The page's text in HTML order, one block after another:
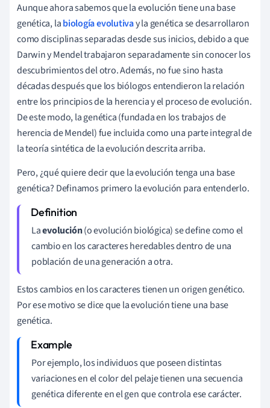
Aunque ahora sabemos que la evolución tiene una base
genética, labiología evolutivay la genética se desarrollaron
como disciplinas separadas desde sus inicios, debido a que
Darwin y Mendel trabajaron separadamente sin conocer los
descubrimientos del otro. Además, no fue sino hasta
décadas después que los biólogos entendieron la relación
entre los principios de la herencia y el proceso de evolución.
De este modo, la genética (fundada en los trabajos de
herencia de Mendel) fue incluida como una parte integral de
la teoría sintética de la evolución descrita arriba.
Pero, ¿qué quiere decir que la evolución tenga una base
genética? Definamos primero la evolución para entenderlo.
Laevolución(o evolución biológica) se define como el
cambio en los caracteres heredables dentro de una
población de una generación a otra.
Estos cambios en los caracteres tienen un origen genético.
Por ese motivo se dice que la evolución tiene una base
genética.
Por ejemplo, los individuos que poseen distintas
variaciones en el color del pelaje tienen una secuencia
genética diferente en el gen que controla ese carácter.